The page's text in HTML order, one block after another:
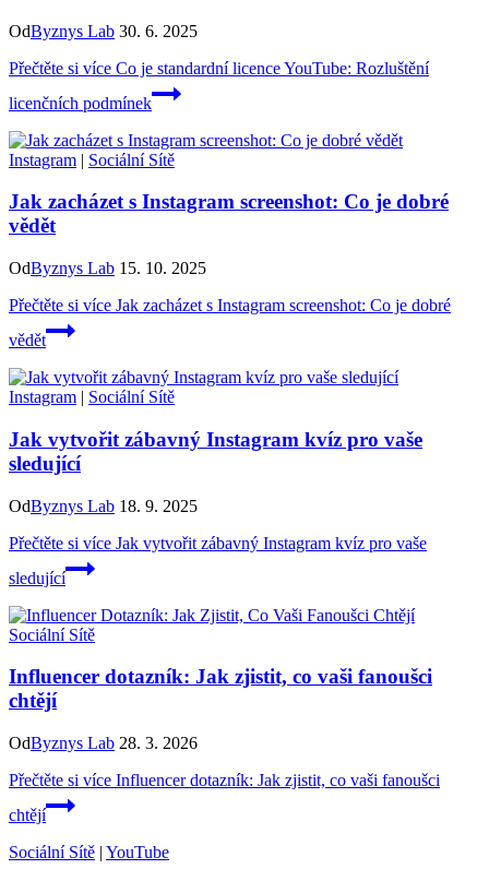
OdByznys Lab 30. 6. 2025
Přečtěte si více Co je standardní licence YouTube: Rozluštění
licenčních podmínek
Instagram | Sociální Sítě
Jak zacházet s Instagram screenshot: Co je dobré
vědět
OdByznys Lab 15. 10. 2025
Přečtěte si více Jak zacházet s Instagram screenshot: Co je dobré
vědět
Instagram | Sociální Sítě
Jak vytvořit zábavný Instagram kvíz pro vaše
sledující
OdByznys Lab 18. 9. 2025
Přečtěte si více Jak vytvořit zábavný Instagram kvíz pro vaše
sledující
Sociální Sítě
Influencer dotazník: Jak zjistit, co vaši fanoušci
chtějí
OdByznys Lab 28. 3. 2026
Přečtěte si více Influencer dotazník: Jak zjistit, co vaši fanoušci
chtějí
Sociální Sítě | YouTube